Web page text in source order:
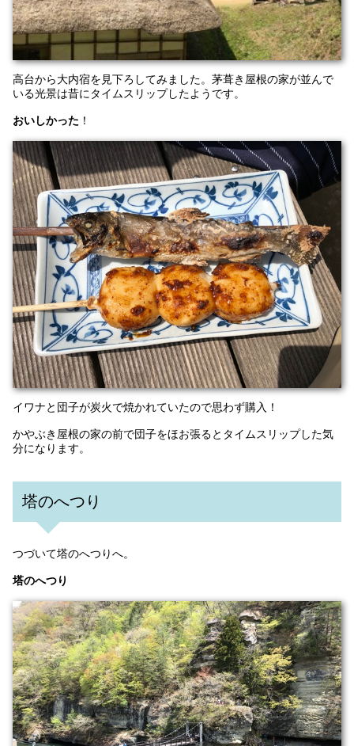
高台から大内宿を見下ろしてみました。茅葺き屋根の家が並んで
いる光景は昔にタイムスリップしたようです。
おいしかった ！
イワナと団子が炭火で焼かれていたので思わず購入！
かやぶき屋根の家の前で団子をほお張るとタイムスリップした気
分になります。
塔のへつり
つづいて塔のへつりへ。
塔のへつり